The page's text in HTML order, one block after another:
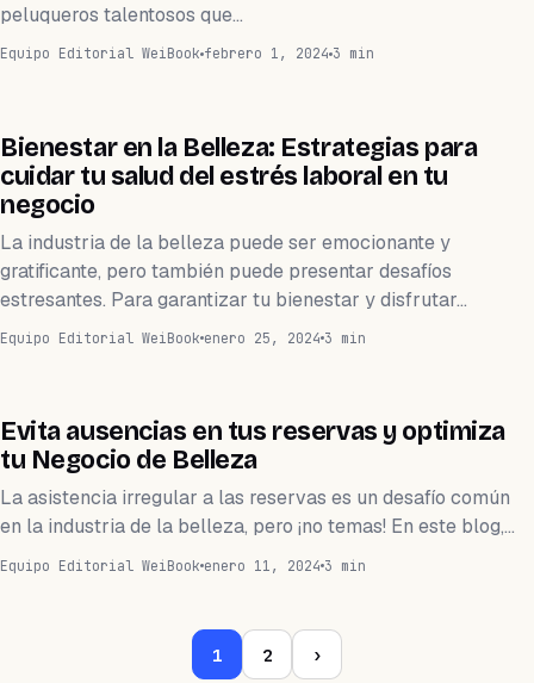
peluqueros talentosos que…
Equipo Editorial WeiBook febrero 1, 2024 3 min
BARBERÍA
Bienestar en la Belleza: Estrategias para
cuidar tu salud del estrés laboral en tu
negocio
La industria de la belleza puede ser emocionante y
gratificante, pero también puede presentar desafíos
estresantes. Para garantizar tu bienestar y disfrutar…
Equipo Editorial WeiBook enero 25, 2024 3 min
BARBERÍA
Evita ausencias en tus reservas y optimiza
tu Negocio de Belleza
La asistencia irregular a las reservas es un desafío común
en la industria de la belleza, pero ¡no temas! En este blog,…
Equipo Editorial WeiBook enero 11, 2024 3 min
1 2 ›